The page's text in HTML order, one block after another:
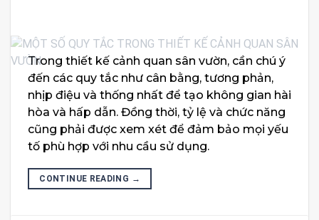
Trong thiết kế cảnh quan sân vườn, cần chú ý
đến các quy tắc như cân bằng, tương phản,
nhịp điệu và thống nhất để tạo không gian hài
hòa và hấp dẫn. Đồng thời, tỷ lệ và chức năng
cũng phải được xem xét để đảm bảo mọi yếu
tố phù hợp với nhu cầu sử dụng.
CONTINUE READING →